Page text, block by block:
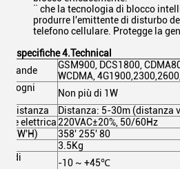
¨ che la tecnologia di blocco
produrre l'emittente di disturbo
telefono cellulare. Protegge la
specifiche 4.Technical
bande
GSM900, DCS1800,
WCDMA,
di ogni
Non più di 1W
distanza
Distanza: 5-30m (distanza
elettrica 220VAC±20%, 50/60Hz
(L'W'H)
358' 255' 80
3.5Kg
di
-10 ~ +45℃